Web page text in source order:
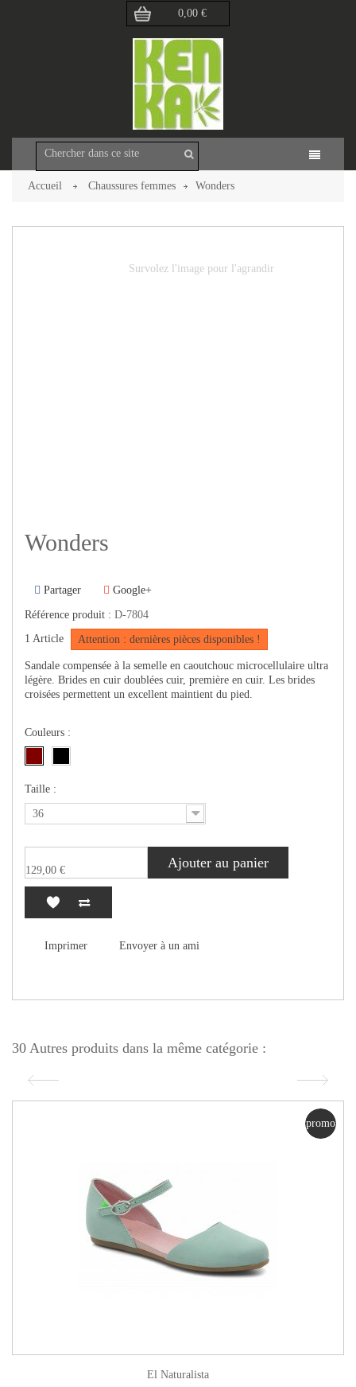
0,00 €
Accueil Chaussures femmes Wonders
Survolez l'image pour l'agrandir
Wonders
Partager Google+
Référence produit : D-7804
1 Article Attention : dernières pièces disponibles !
Sandale compensée à la semelle en caoutchouc microcellulaire ultra
légère. Brides en cuir doublées cuir, première en cuir. Les brides
croisées permettent un excellent maintient du pied.
Couleurs :
Taille :
36
129,00 € Ajouter au panier
Imprimer Envoyer à un ami
30 Autres produits dans la même catégorie :
promo
El Naturalista